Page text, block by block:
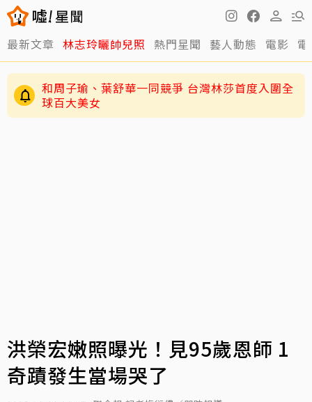
最新文章 林志玲曬帥兒照 熱門星聞 藝人動態 電影
和周子瑜、葉舒華一同競爭 台灣林莎首度入圍全
球百大美女
洪榮宏嫩照曝光！見95歲恩師 1
奇蹟發生當場哭了